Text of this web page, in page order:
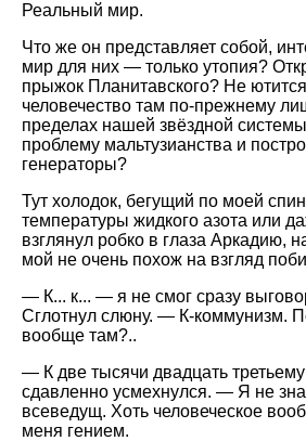
Реальный мир.
Что же он представляет собой,
мир для них — только утопия?
прыжок Планитавского? Не
человечество там по-прежнему
пределах нашей звёздной
проблему мальтузианства и
генераторы?
Тут холодок, бегущий по моей
температуры жидкого азота или
взглянул робко в глаза Аркадию,
мой не очень похож на взгляд
— К... к... — я не смог сразу
Сглотнул слюну. — К-коммунизм.
вообще там?..
— К две тысячи двадцать
сдавленно усмехнулся. — Я не
всеведущ. Хоть человеческое
меня гением.